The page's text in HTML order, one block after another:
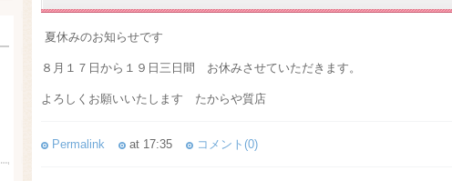
夏休みのお知らせです
８月１７日から１９日三日間 お休みさせていただきます。
よろしくお願いいたします たからや質店
Permalink at 17:35 コメント(0)